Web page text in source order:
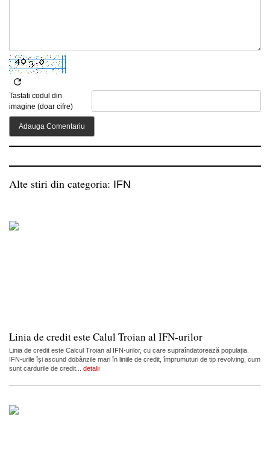
Tastati codul din
imagine (doar cifre)
Alte stiri din categoria: IFN
Linia de credit este Calul Troian al IFN-urilor
Linia de credit este Calcul Troian al IFN-urilor, cu care supraîndatorează populația.
IFN-urile își ascund dobânzile mari în liniile de credit, împrumuturi de tip revolving, cum
sunt cardurile de credit... detalii